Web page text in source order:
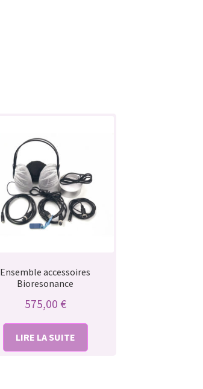
Ensemble accessoires
Bioresonance
575,00 €
LIRE LA SUITE